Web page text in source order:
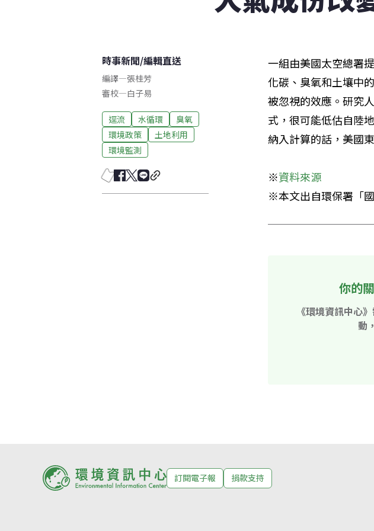
時事新聞/編輯直送
編譯—張桂芳
審校—白子易
逕流 水循環
臭氧
環境政策
土地利用
環境監測
一組由美國太空總署
化碳、臭氧和土壤中
被忽視的效應。研究
式，很可能低估自陸
納入計算的話，美國
※
※本文出自環保署「
你的
《環境資訊中心
動
訂閱電子報 捐款支持